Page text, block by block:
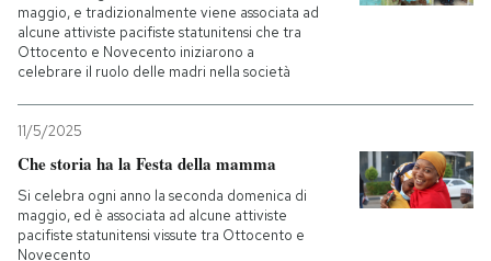
maggio, e tradizionalmente viene associata ad
alcune attiviste pacifiste statunitensi che tra
Ottocento e Novecento iniziarono a
celebrare il ruolo delle madri nella società
11/5/2025
Che storia ha la Festa della mamma
Si celebra ogni anno la seconda domenica di
maggio, ed è associata ad alcune attiviste
pacifiste statunitensi vissute tra Ottocento e
Novecento